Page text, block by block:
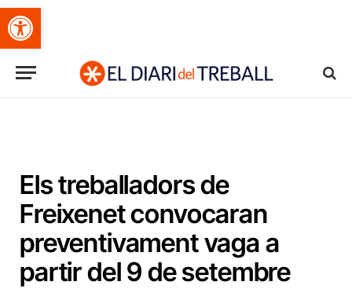
Obre la barra d'eines
Els treballadors de
Freixenet convocaran
preventivament vaga a
partir del 9 de setembre